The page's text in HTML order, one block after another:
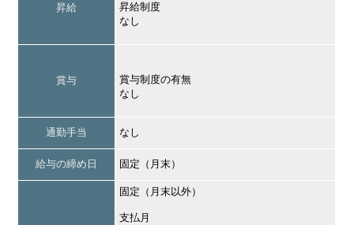
昇給
昇給制度
なし
賞与
賞与制度の有無
なし
通勤手当 なし
給与の締め日 固定（月末）
固定（月末以外）
支払月